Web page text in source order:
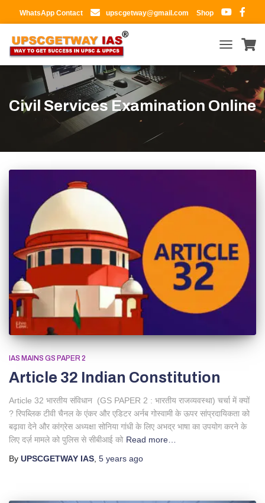
WhatsApp Contact upscgetway@gmail.com Shop
TOGGLE
Civil Services Examination Online
IAS MAINS GS PAPER 2
Article 32 Indian Constitution
Article 32 भारतीय संविधान (GS PAPER 2 : भारतीय राजव्यवस्था) चर्चा में क्यों
? रिपब्लिक टीवी चैनल के एंकर और एडिटर अर्नब गोस्वामी के ऊपर सांप्रदायिकता को
बढ़ावा देने और कांग्रेस अध्यक्षा सोनिया गांधी के लिए अभद्र भाषा का उपयोग करने के
लिए दर्ज़ मामले को पुलिस से सीबीआई को Read more…
By UPSCGETWAY IAS 5 years ago